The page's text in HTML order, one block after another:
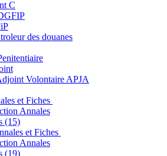
C
des douanes
Volontaire APJA
et Fiches
Annales
(15)
et Fiches
Annales
(19)